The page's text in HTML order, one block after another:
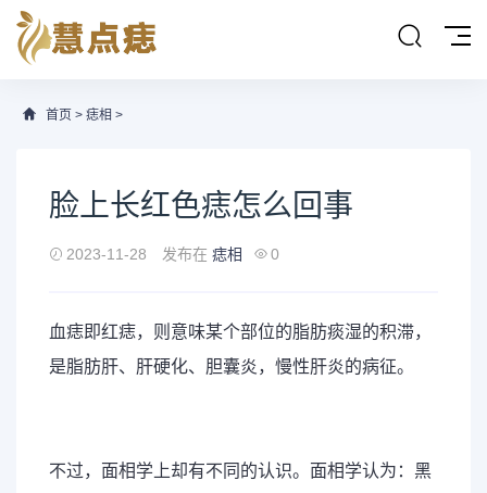
首页 > 痣相 >
脸上长红色痣怎么回事
2023-11-28 发布在 痣相 0
血痣即红痣，则意味某个部位的脂肪痰湿的积滞，
是脂肪肝、肝硬化、胆囊炎，慢性肝炎的病征。
不过，面相学上却有不同的认识。面相学认为：黑